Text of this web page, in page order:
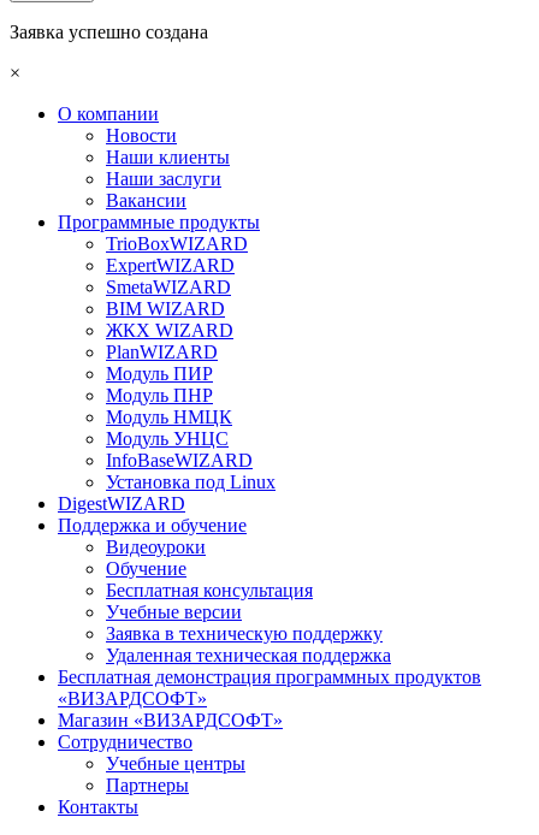
Заявка успешно создана
×
О компании
Новости
Наши клиенты
Наши заслуги
Вакансии
Программные продукты
TrioBoxWIZARD
ExpertWIZARD
SmetaWIZARD
BIM WIZARD
ЖКХ WIZARD
PlanWIZARD
Модуль ПИР
Модуль ПНР
Модуль НМЦК
Модуль УНЦС
InfoBaseWIZARD
Установка под Linux
DigestWIZARD
Поддержка и обучение
Видеоуроки
Обучение
Бесплатная консультация
Учебные версии
Заявка в техническую поддержку
Удаленная техническая поддержка
Бесплатная демонстрация программных продуктов
«ВИЗАРДСОФТ»
Магазин «ВИЗАРДСОФТ»
Сотрудничество
Учебные центры
Партнеры
Контакты